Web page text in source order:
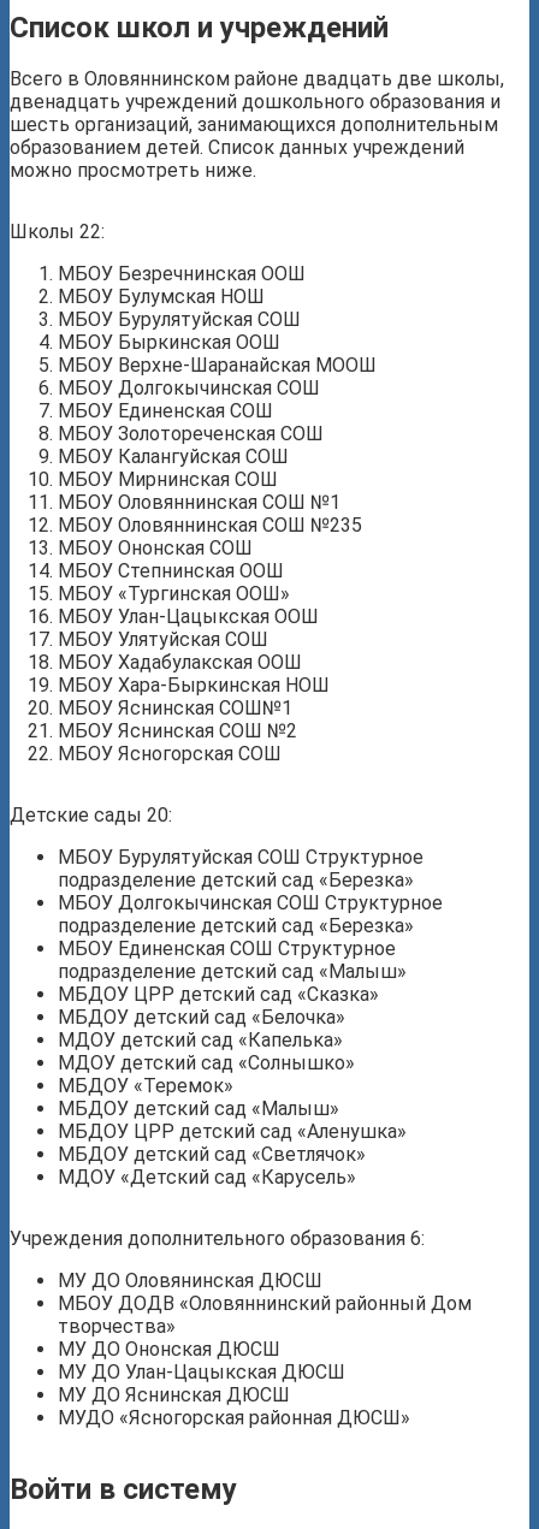
Список школ и учреждений
Всего в Оловяннинском районе двадцать две школы,
двенадцать учреждений дошкольного образования и
шесть организаций, занимающихся дополнительным
образованием детей. Список данных учреждений
можно просмотреть ниже.
Школы 22:
МБОУ Безречнинская ООШ
МБОУ Булумская НОШ
МБОУ Бурулятуйская СОШ
МБОУ Быркинская ООШ
МБОУ Верхне-Шаранайская МООШ
МБОУ Долгокычинская СОШ
МБОУ Единенская СОШ
МБОУ Золотореченская СОШ
МБОУ Калангуйская СОШ
МБОУ Мирнинская СОШ
МБОУ Оловяннинская СОШ №1
МБОУ Оловяннинская СОШ №235
МБОУ Ононская СОШ
МБОУ Степнинская ООШ
МБОУ «Тургинская ООШ»
МБОУ Улан-Цацыкская ООШ
МБОУ Улятуйская СОШ
МБОУ Хадабулакская ООШ
МБОУ Хара-Быркинская НОШ
МБОУ Яснинская СОШ№1
МБОУ Яснинская СОШ №2
МБОУ Ясногорская СОШ
Детские сады 20:
МБОУ Бурулятуйская СОШ Структурное
подразделение детский сад «Березка»
МБОУ Долгокычинская СОШ Структурное
подразделение детский сад «Березка»
МБОУ Единенская СОШ Структурное
подразделение детский сад «Малыш»
МБДОУ ЦРР детский сад «Сказка»
МБДОУ детский сад «Белочка»
МДОУ детский сад «Капелька»
МДОУ детский сад «Солнышко»
МБДОУ «Теремок»
МБДОУ детский сад «Малыш»
МБДОУ ЦРР детский сад «Аленушка»
МБДОУ детский сад «Светлячок»
МДОУ «Детский сад «Карусель»
Учреждения дополнительного образования 6:
МУ ДО Оловянинская ДЮСШ
МБОУ ДОДВ «Оловяннинский районный Дом
творчества»
МУ ДО Ононская ДЮСШ
МУ ДО Улан-Цацыкская ДЮСШ
МУ ДО Яснинская ДЮСШ
МУДО «Ясногорская районная ДЮСШ»
Войти в систему